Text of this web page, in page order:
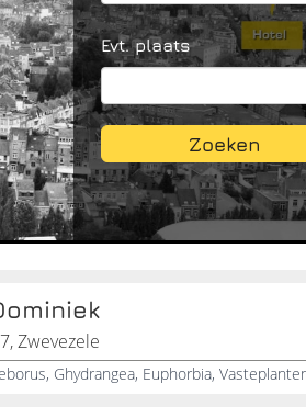
Evt. plaats
Zoeken
Zwevezele